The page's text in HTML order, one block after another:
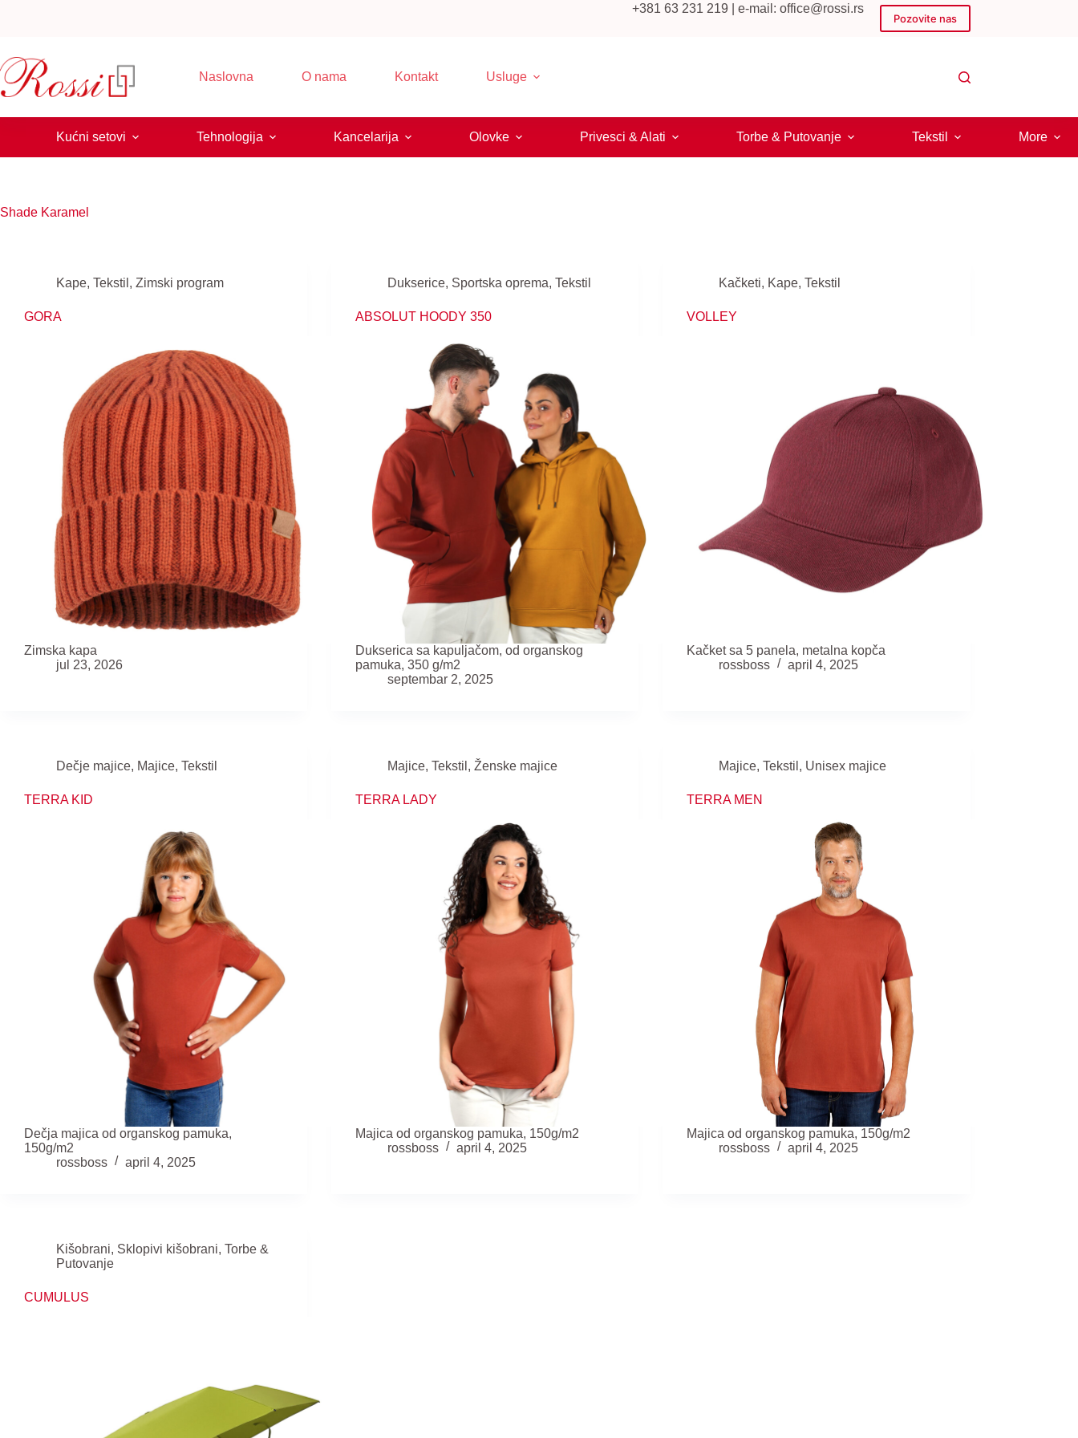
+381 63 231 219 | e-mail: office@rossi.rs
Pozovite nas
Naslovna O nama Kontakt Usluge
Kućni setovi Tehnologija Kancelarija Olovke Privesci & Alati Torbe & Putovanje Tekstil More
Shade Karamel
Kape, Tekstil , Zimski program
GORA
Zimska kapa
jul 23, 2026
Dukserice, Sportska oprema,Tekstil
ABSOLUT HOODY 350
Dukserica sa kapuljačom, od organskog
pamuka, 350 g/m2
septembar 2, 2025
Kačketi, Kape,Tekstil
VOLLEY
Kačket sa 5 panela, metalna kopča
rossboss
april 4, 2025
Dečje majice, Majice, Tekstil
TERRA KID
Dečja majica od organskog pamuka,
150g/m2
rossboss
april 4, 2025
Majice,Tekstil ,Ženske majice
TERRA LADY
Majica od organskog pamuka, 150g/m2
rossboss
april 4, 2025
Majice,Tekstil , Unisex majice
TERRA MEN
Majica od organskog pamuka, 150g/m2
rossboss
april 4, 2025
Kišobrani, Sklopivi kišobrani, Torbe &
Putovanje
CUMULUS